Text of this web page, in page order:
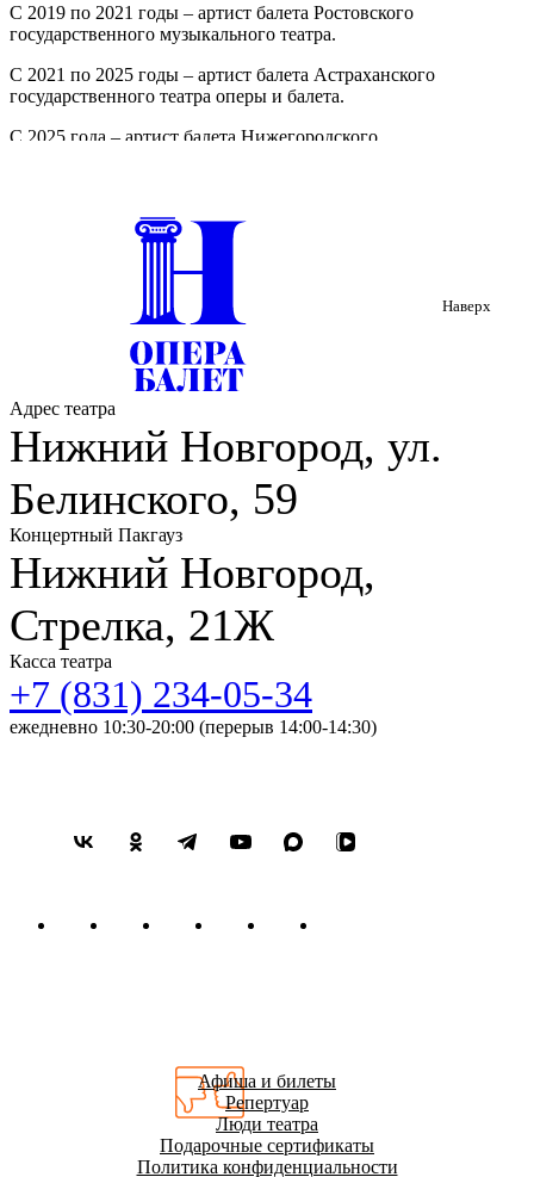
С 2019 по 2021 годы – артист балета Ростовского
государственного музыкального театра.
С 2021 по 2025 годы – артист балета Астраханского
государственного театра оперы и балета.
С 2025 года – артист балета Нижегородского
В репертуаре партии:
Шут («Лебединое озеро»), Друзья,
Индусский танец (барабанщик) («Баядерка»), Жильбер
(«Пламя Парижа»), Беранже, 4-ка кавалеров («Раймонда»),
Джеймс ( «Сильфида»), Принц Дезире («Спящая красавица»),
Хулиган («Барышня и хулиган»).
Наверх
Адрес театра
Нижний Новгород, ул.
Белинского, 59
Концертный Пакгауз
Нижний Новгород,
Стрелка, 21Ж
Касса театра
+7 (831) 234-05-34
ежедневно 10:30-20:00 (перерыв 14:00-14:30)
Афиша и билеты
Репертуар
Люди театра
Подарочные сертификаты
Политика конфиденциальности